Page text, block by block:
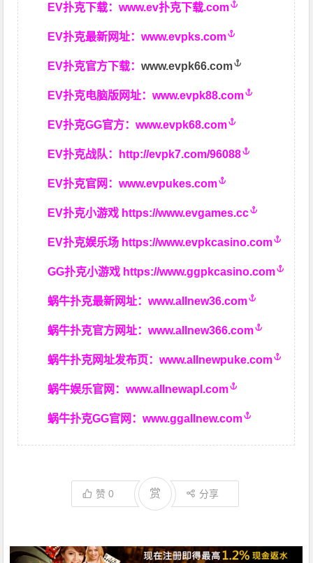
EV扑克下载：www.ev扑克下载.com
EV扑克最新网址：www.evpks.com
EV扑克官方下载：www.evpk66.com
EV扑克电脑版网址：www.evpk88.com
EV扑克GG官方：www.evpk68.com
EV扑克战队： http://evpk7.com/96088
EV扑克官网：www.evpukes.com
EV扑克小游戏 https://www.evgames.cc
EV扑克娱乐场 https://www.evpkcasino.com
GG扑克小游戏 https://www.ggpkcasino.com
蜗牛扑克最新网址：www.allnew36.com
蜗牛扑克官方网址：www.allnew366.com
蜗牛扑克网址发布页：www.allnewpuke.com
蜗牛娱乐官网：www.allnewapl.com
蜗牛扑克GG官网：www.ggallnew.com
赞0 赏 分享